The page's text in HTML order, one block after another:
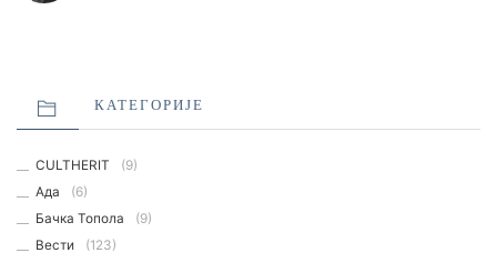
КАТЕГОРИЈЕ
CULTHERIT
(9)
Ада
(6)
Бачка Топола
(9)
Вести
(123)